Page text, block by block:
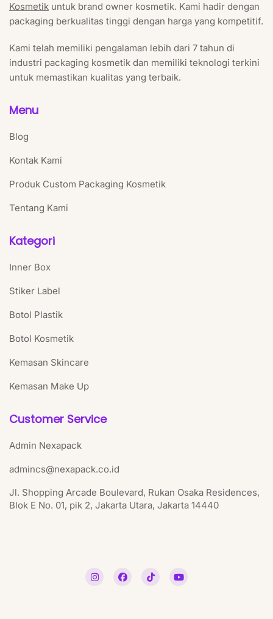
Kosmetik untuk brand owner kosmetik. Kami hadir dengan
packaging berkualitas tinggi dengan harga yang kompetitif.
Kami telah memiliki pengalaman lebih dari 7 tahun di
industri packaging kosmetik dan memiliki teknologi terkini
untuk memastikan kualitas yang terbaik.
Menu
Blog
Kontak Kami
Produk Custom Packaging Kosmetik
Tentang Kami
Kategori
Inner Box
Stiker Label
Botol Plastik
Botol Kosmetik
Kemasan Skincare
Kemasan Make Up
Customer Service
Admin Nexapack
admincs@nexapack.co.id
Jl. Shopping Arcade Boulevard, Rukan Osaka Residences,
Blok E No. 01, pik 2, Jakarta Utara, Jakarta 14440